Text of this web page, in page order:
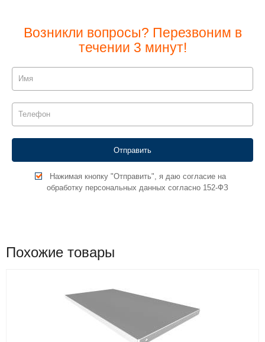
Возникли вопросы? Перезвоним в
течении 3 минут!
Нажимая кнопку "Отправить", я даю согласие на
обработку персональных данных согласно 152-ФЗ
Похожие товары